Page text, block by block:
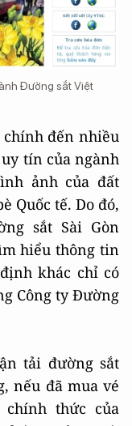
Đường sắt Việt
đến nhiều
tín của ngành
ảnh của đất
Quốc tế. Do đó,
sắt Sài Gòn
hiểu thông tin
khác chỉ có
Công ty Đường
tải đường sắt
nếu đã mua vé
thức của